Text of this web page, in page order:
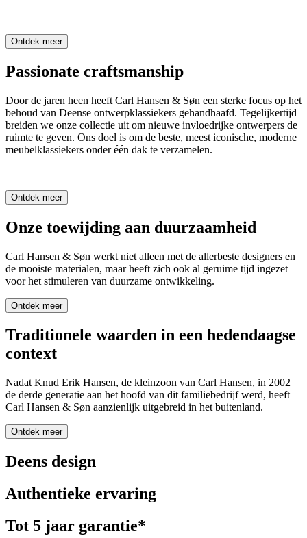
Ontdek meer
Passionate craftsmanship
Door de jaren heen heeft Carl Hansen & Søn een sterke focus op het
behoud van Deense ontwerpklassiekers gehandhaafd. Tegelijkertijd
breiden we onze collectie uit om nieuwe invloedrijke ontwerpers de
ruimte te geven. Ons doel is om de beste, meest iconische, moderne
meubelklassiekers onder één dak te verzamelen.
Ontdek meer
Onze toewijding aan duurzaamheid
Carl Hansen & Søn werkt niet alleen met de allerbeste designers en
de mooiste materialen, maar heeft zich ook al geruime tijd ingezet
voor het stimuleren van duurzame ontwikkeling.
Ontdek meer
Traditionele waarden in een hedendaagse
context
Nadat Knud Erik Hansen, de kleinzoon van Carl Hansen, in 2002
de derde generatie aan het hoofd van dit familiebedrijf werd, heeft
Carl Hansen & Søn aanzienlijk uitgebreid in het buitenland.
Ontdek meer
Deens design
Authentieke ervaring
Tot 5 jaar garantie*